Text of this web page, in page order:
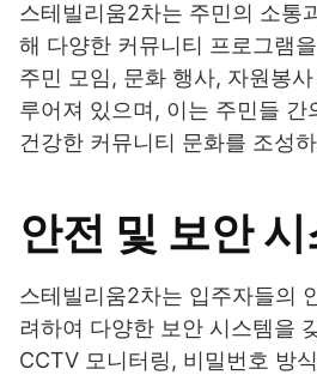
스테빌리움2차는 주민의 소통
해 다양한 커뮤니티 프로그램
주민 모임, 문화 행사, 자원봉
루어져 있으며, 이는 주민들 간
건강한 커뮤니티 문화를 조성
안전 및 보안
스테빌리움2차는 입주자들의
려하여 다양한 보안 시스템을
CCTV 모니터링, 비밀번호 방